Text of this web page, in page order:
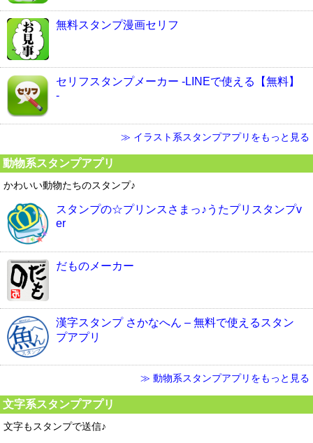
無料スタンプ漫画セリフ
セリフスタンプメーカー -LINEで使える【無料】
-
≫ イラスト系スタンプアプリをもっと見る
動物系スタンプアプリ
かわいい動物たちのスタンプ♪
スタンプの☆プリンスさまっ♪うたプリスタンプv
er
だものメーカー
漢字スタンプ さかなへん – 無料で使えるスタン
プアプリ
≫ 動物系スタンプアプリをもっと見る
文字系スタンプアプリ
文字もスタンプで送信♪